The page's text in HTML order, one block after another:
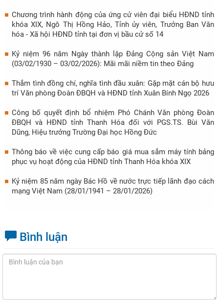
Chương trình hành động của ứng cử viên đại biểu HĐND tỉnh
khóa XIX, Ngô Thị Hồng Hảo, Tỉnh ủy viên, Trưởng Ban Văn
hóa - Xã hội HĐND tỉnh tại đơn vị bầu cử số 14
Kỷ niệm 96 năm Ngày thành lập Đảng Cộng sản Việt Nam
(03/02/1930 – 03/02/2026): Mãi mãi niềm tin theo Đảng
Thắm tình đồng chí, nghĩa tình đầu xuân: Gặp mặt cán bộ hưu
trí Văn phòng Đoàn ĐBQH và HĐND tỉnh Xuân Bính Ngọ 2026
Công bố quyết định bổ nhiệm Phó Chánh Văn phòng Đoàn
ĐBQH và HĐND tỉnh Thanh Hóa đối với PGS.TS. Bùi Văn
Dũng, Hiệu trưởng Trường Đại học Hồng Đức
Thông báo về việc cung cấp báo giá mua sắm máy tính bảng
phục vụ hoạt động của HĐND tỉnh Thanh Hóa khóa XIX
Kỷ niệm 85 năm ngày Bác Hồ về nước trực tiếp lãnh đạo cách
mạng Việt Nam (28/01/1941 – 28/01/2026)
Bình luận